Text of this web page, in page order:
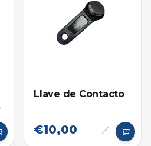
Llave de Contacto
€10,00